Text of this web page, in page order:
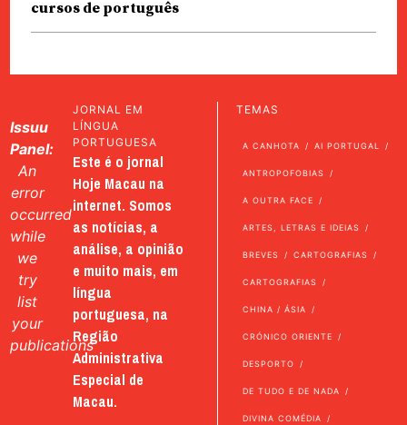
cursos de português
Issuu
Panel:
An
error
occurred
while
we
try
list
your
publications
JORNAL EM
LÍNGUA
PORTUGUESA
Este é o jornal
Hoje Macau na
internet. Somos
as notícias, a
análise, a opinião
e muito mais, em
língua
portuguesa, na
Região
Administrativa
Especial de
Macau.
TEMAS
A CANHOTA AI PORTUGAL
ANTROPOFOBIAS
A OUTRA FACE
ARTES, LETRAS E IDEIAS
BREVES CARTOGRAFIAS
CARTOGRAFIAS
CHINA / ÁSIA
CRÓNICO ORIENTE
DESPORTO
DE TUDO E DE NADA
DIVINA COMÉDIA